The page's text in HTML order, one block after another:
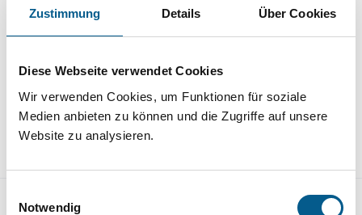
Zustimmung Details Über Cookies
Diese Webseite verwendet Cookies
Wir verwenden Cookies, um Funktionen für soziale
Medien anbieten zu können und die Zugriffe auf unsere
Website zu analysieren.
Notwendig
Kerstin Peters, Geschäftsbereichsleiterin Markt,
Sparkassenverband Niedersachsen